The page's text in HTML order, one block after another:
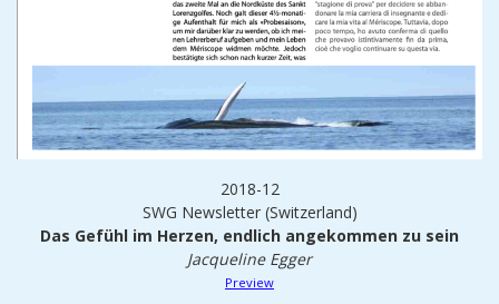
2018-12
SWG Newsletter (Switzerland)
Das Gefühl im Herzen, endlich angekommen zu sein
Jacqueline Egger
Preview